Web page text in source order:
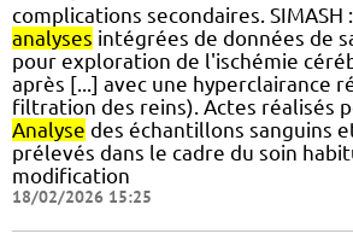
complications secondaires.
analyses intégrées de données de
pour exploration de l'ischémie
après [...] avec une hyperclairance
filtration des reins). Actes réalisés
Analyse des échantillons sanguins
prélevés dans le cadre du soin
modification
18/02/2026 15:25